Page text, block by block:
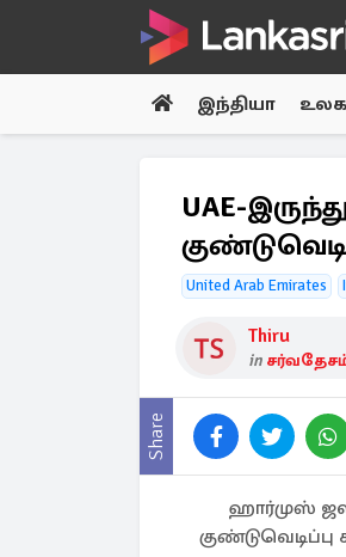
இந்தியா
UAE-
United Arab Emirates
Thiru
in
Share
ஹார்முஸ்